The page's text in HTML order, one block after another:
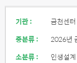
기관 :
금천센터
중분류 :
2026년
소분류 :
인생설계